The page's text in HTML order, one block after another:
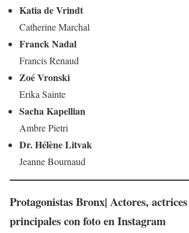
Katia de Vrindt
Catherine Marchal
Franck Nadal
Francis Renaud
Zoé Vronski
Erika Sainte
Sacha Kapellian
Ambre Pietri
Dr. Hélène Litvak
Jeanne Bournaud
Protagonistas Bronx| Actores,
principales con foto en Instagram